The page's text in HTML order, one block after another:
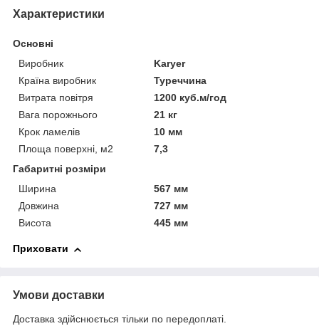
Характеристики
Основні
Виробник
Karyer
Країна виробник
Туреччина
Витрата повітря
1200 куб.м/год
Вага порожнього
21 кг
Крок ламелів
10 мм
Площа поверхні, м2
7,3
Габаритні розміри
Ширина
567 мм
Довжина
727 мм
Висота
445 мм
Приховати
Умови доставки
Доставка здійснюється тільки по передоплаті.